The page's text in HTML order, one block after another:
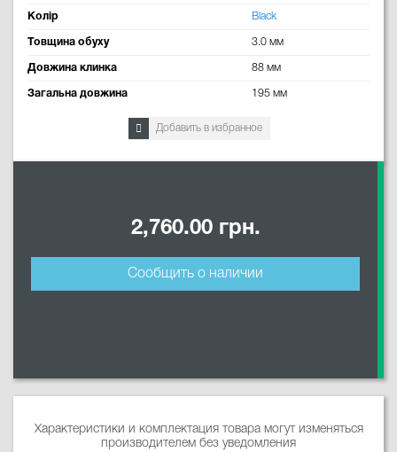
Колір Black
Товщина обуху 3.0 мм
Довжина клинка 88 мм
Загальна довжина 195 мм
Добавить в избранное
2,760.00 грн.
Сообщить о наличии
Характеристики и комплектация товара могут изменяться
производителем без уведомления